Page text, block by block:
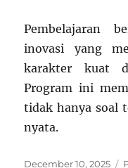
Pembelajaran
inovasi yang
karakter kuat
Program ini
tidak hanya soal
nyata.
Posted
December 10, 2025